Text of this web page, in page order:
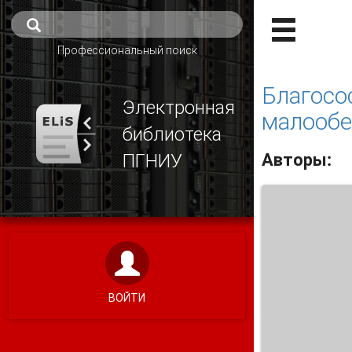
Профессиональный поиск
Электронная
библиотека
ПГНИУ
ВОЙТИ
Авторы: